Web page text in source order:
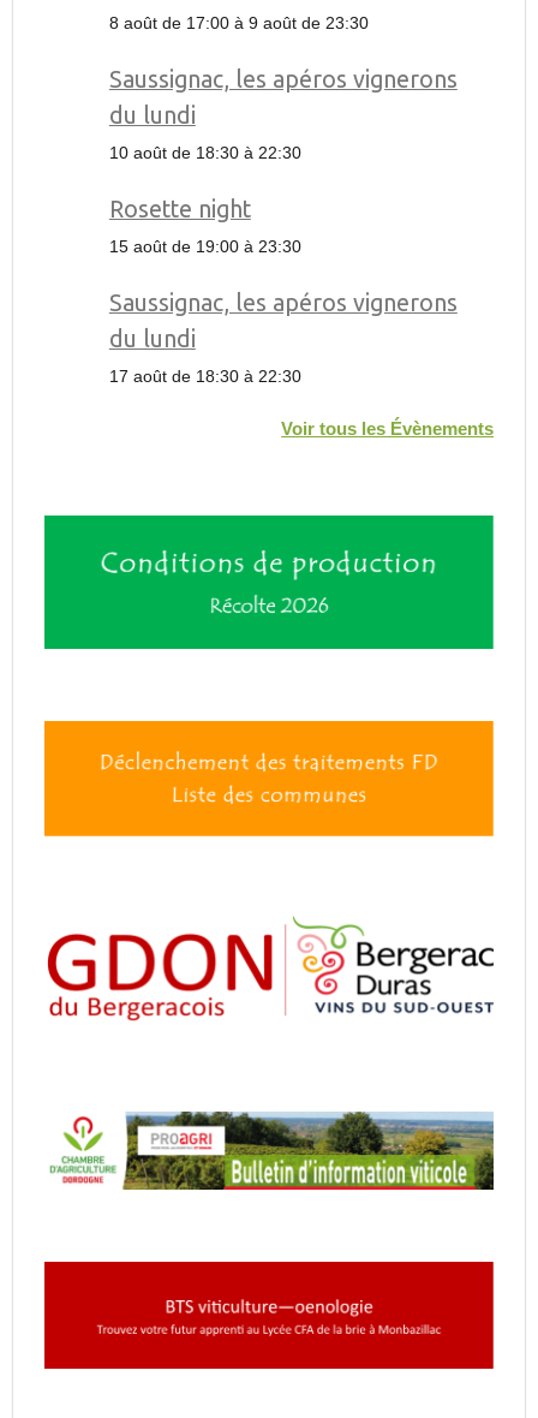
8 août de 17:00à 9 août de 23:30
Saussignac, les apéros vignerons
du lundi
10 août de 18:30à 22:30
Rosette night
15 août de 19:00à 23:30
Saussignac, les apéros vignerons
du lundi
17 août de 18:30à 22:30
Voir tous les Évènements